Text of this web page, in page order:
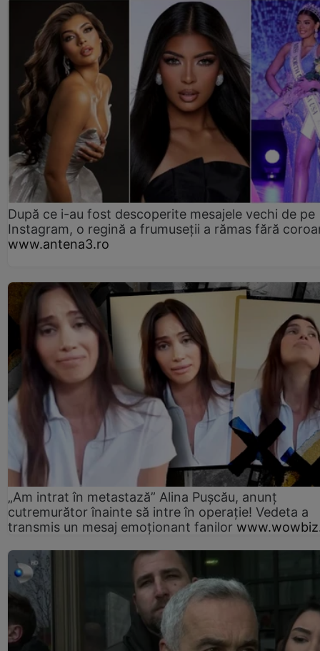
După ce i-au fost descoperite mesajele vechi de pe
Instagram, o regină a frumuseții a rămas fără
www.antena3.ro
„Am intrat în metastază” Alina Pușcău, anunț
cutremurător înainte să intre în operație! Vedeta a
transmis un mesaj emoționant fanilor